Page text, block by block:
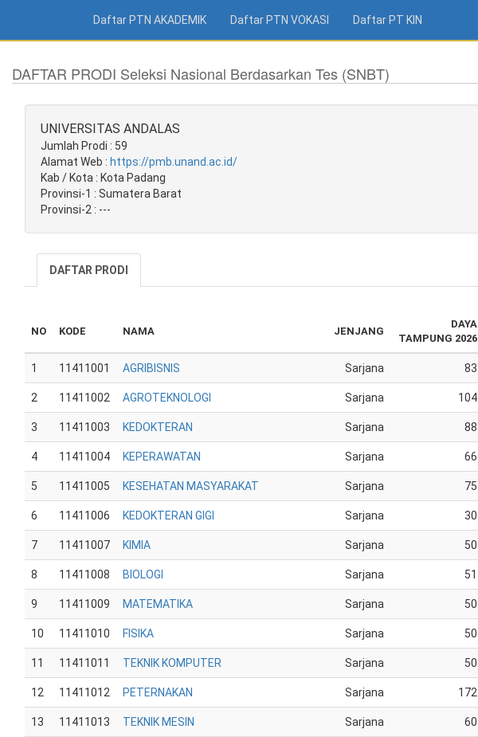
Daftar PTN AKADEMIK Daftar PTN VOKASI Daftar PT KIN
DAFTAR PRODI Seleksi Nasional Berdasarkan Tes (SNBT)
UNIVERSITAS ANDALAS
Jumlah Prodi : 59
Alamat Web : https://pmb.unand.ac.id/
Kab / Kota : Kota Padang
Provinsi-1 : Sumatera Barat
Provinsi-2 : ---
DAFTAR PRODI
NO KODE NAMA JENJANG
DAYA
TAMPUNG 2026
1 11411001 AGRIBISNIS Sarjana 83
2 11411002 AGROTEKNOLOGI Sarjana 104
3 11411003 KEDOKTERAN Sarjana 88
4 11411004 KEPERAWATAN Sarjana 66
5 11411005 KESEHATAN MASYARAKAT Sarjana 75
6 11411006 KEDOKTERAN GIGI Sarjana 30
7 11411007 KIMIA Sarjana 50
8 11411008 BIOLOGI Sarjana 51
9 11411009 MATEMATIKA Sarjana 50
10 11411010 FISIKA Sarjana 50
11 11411011 TEKNIK KOMPUTER Sarjana 50
12 11411012 PETERNAKAN Sarjana 172
13 11411013 TEKNIK MESIN Sarjana 60